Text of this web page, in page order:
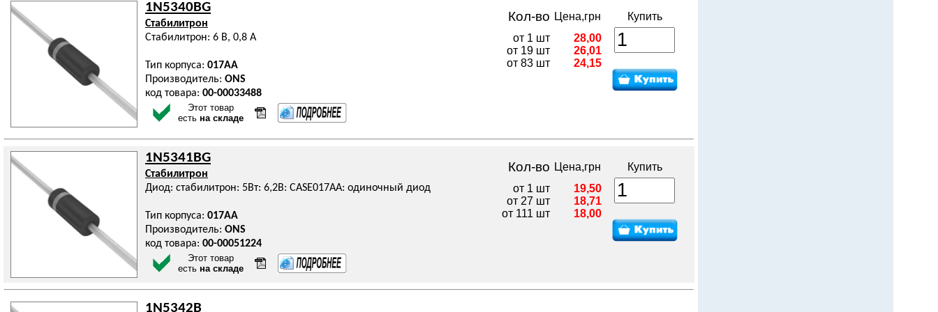
1N5340BG
Стабилитрон
Стабилитрон: 6 В, 0,8 А
Тип корпуса: 017AA
Производитель: ONS
код товара: 00-00033488
Этот товар
есть на складе
Кол-во Цена,грн
Купить
от 1 шт
от 19 шт
от 83 шт
28,00
26,01
24,15
1N5341BG
Стабилитрон
Диод: стабилитрон: 5Вт: 6,2В: CASE017AA: одиночный диод
Тип корпуса: 017AA
Производитель: ONS
код товара: 00-00051224
Этот товар
есть на складе
Кол-во Цена,грн
Купить
от 1 шт
от 27 шт
от 111 шт
19,50
18,71
18,00
1N5342B